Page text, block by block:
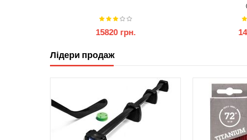
15820 грн.
Лідери продаж